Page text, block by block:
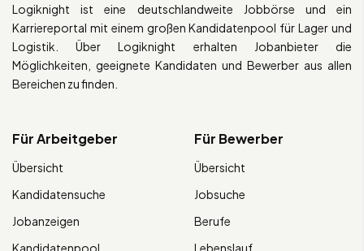
Logiknight ist eine deutschlandweite Jobbörse und ein
Karriereportal mit einem großen Kandidatenpool für Lager und
Logistik. Über Logiknight erhalten Jobanbieter die
Möglichkeiten, geeignete Kandidaten und Bewerber aus allen
Bereichen zu finden.
Für Arbeitgeber
Übersicht
Kandidatensuche
Jobanzeigen
Kandidatenpool
Für Bewerber
Übersicht
Jobsuche
Berufe
Lebenslauf